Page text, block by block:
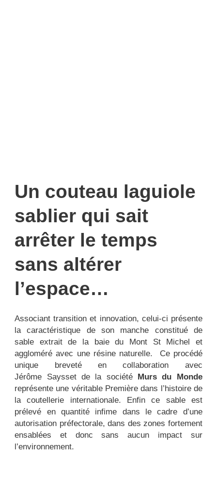
Un couteau laguiole
sablier qui sait
arrêter le temps
sans altérer
l’espace…
Associant transition et innovation, celui-ci présente
la caractéristique de son manche constitué de
sable extrait de la baie du Mont St Michel et
aggloméré avec une résine naturelle. Ce procédé
unique breveté en collaboration avec
Jérôme Saysset de la société Murs du Monde
représente une véritable Première dans l’histoire de
la coutellerie internationale. Enfin ce sable est
prélevé en quantité infime dans le cadre d’une
autorisation préfectorale, dans des zones fortement
ensablées et donc sans aucun impact sur
l’environnement.